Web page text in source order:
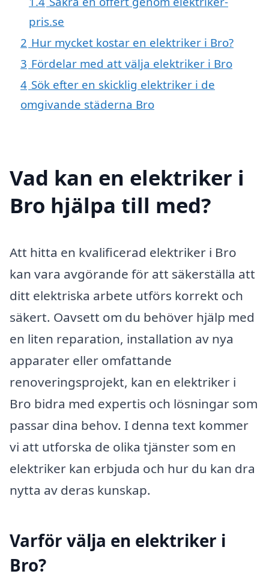
pris.se
2 Hur mycket kostar en elektriker i Bro?
3 Fördelar med att välja elektriker i Bro
4 Sök efter en skicklig elektriker i de
omgivande städerna Bro
Vad kan en elektriker i
Bro hjälpa till med?
Att hitta en kvalificerad elektriker i Bro
kan vara avgörande för att säkerställa att
ditt elektriska arbete utförs korrekt och
säkert. Oavsett om du behöver hjälp med
en liten reparation, installation av nya
apparater eller omfattande
renoveringsprojekt, kan en elektriker i
Bro bidra med expertis och lösningar som
passar dina behov. I denna text kommer
vi att utforska de olika tjänster som en
elektriker kan erbjuda och hur du kan dra
nytta av deras kunskap.
Varför välja en elektriker i
Bro?